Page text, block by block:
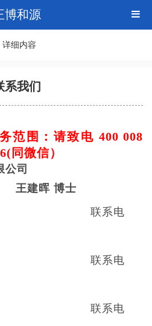
博和源
详细内容
系我们
范围：请致电 400 008
同微信）
公司
王建晖 博士
系电
系电
系电